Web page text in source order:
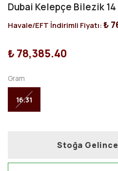
Dubai Kelepçe Bilezik 14
Havale/EFT İndirimli Fiyatı:₺
₺ 78,385.40
Gram
16.31
Stoğa